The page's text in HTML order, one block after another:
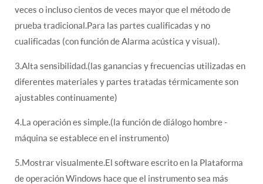
veces o incluso cientos de veces mayor que el método de
prueba tradicional.Para las partes cualificadas y no
cualificadas (con función de Alarma acústica y visual).
3.Alta sensibilidad.(las ganancias y frecuencias utilizadas en
diferentes materiales y partes tratadas térmicamente son
ajustables continuamente)
4.La operación es simple.(la función de diálogo hombre -
máquina se establece en el instrumento)
5.Mostrar visualmente.El software escrito en la Plataforma
de operación Windows hace que el instrumento sea más